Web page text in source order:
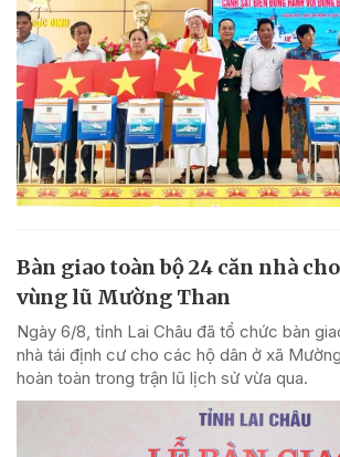
Bàn giao toàn bộ 24 căn nhà
vùng lũ Mường Than
Ngày 6/8, tỉnh Lai Châu đã tổ chức bàn
nhà tái định cư cho các hộ dân ở xã
hoàn toàn trong trận lũ lịch sử vừa qua.